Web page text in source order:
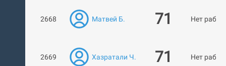
2668 Матвей Б. 71 Нет работ
2669 Хазратали Ч. 71 Нет работ